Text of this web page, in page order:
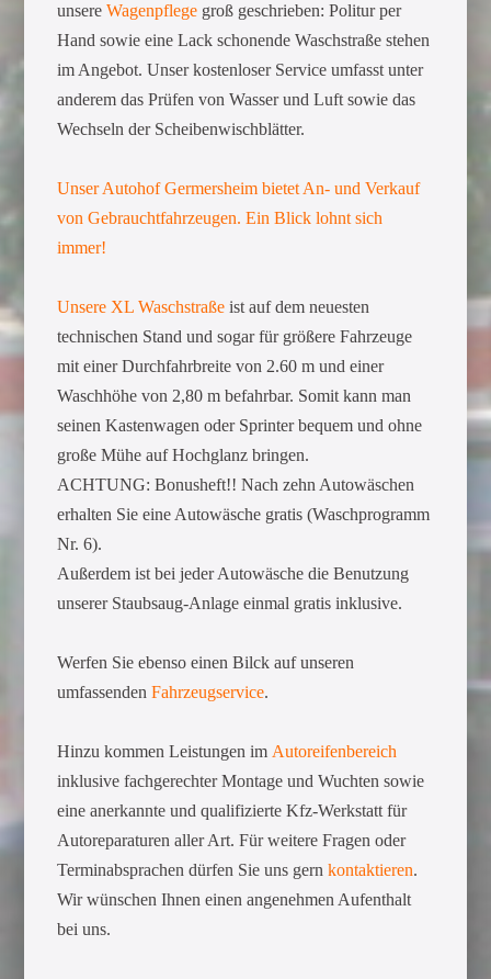
unsere Wagenpflegegroß geschrieben: Politur per
Hand sowie eine Lack schonende Waschstraße stehen
im Angebot. Unser kostenloser Service umfasst unter
anderem das Prüfen von Wasser und Luft sowie das
Wechseln der Scheibenwischblätter.
Unser Autohof Germersheim bietet An- und Verkauf
von Gebrauchtfahrzeugen. Ein Blick lohnt sich
immer!
Unsere XL Waschstraßeist auf dem neuesten
technischen Stand und sogar für größere Fahrzeuge
mit einer Durchfahrbreite von 2.60 m und einer
Waschhöhe von 2,80 m befahrbar. Somit kann man
seinen Kastenwagen oder Sprinter bequem und ohne
große Mühe auf Hochglanz bringen.
ACHTUNG: Bonusheft!! Nach zehn Autowäschen
erhalten Sie eine Autowäsche gratis (Waschprogramm
Nr. 6).
Außerdem ist bei jeder Autowäsche die Benutzung
unserer Staubsaug-Anlage einmal gratis inklusive.
Werfen Sie ebenso einen Bilck auf unseren
umfassenden Fahrzeugservice.
Hinzu kommen Leistungen im Autoreifenbereich
inklusive fachgerechter Montage und Wuchten sowie
eine anerkannte und qualifizierte Kfz-Werkstatt für
Autoreparaturen aller Art. Für weitere Fragen oder
Terminabsprachen dürfen Sie uns gern kontaktieren.
Wir wünschen Ihnen einen angenehmen Aufenthalt
bei uns.